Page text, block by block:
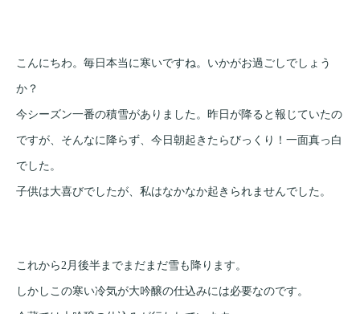
こんにちわ。毎日本当に寒いですね。いかがお過ごしでしょう
か？
今シーズン一番の積雪がありました。昨日が降ると報じていたの
ですが、そんなに降らず、今日朝起きたらびっくり！一面真っ白
でした。
子供は大喜びでしたが、私はなかなか起きられませんでした。
これから2月後半までまだまだ雪も降ります。
しかしこの寒い冷気が大吟醸の仕込みには必要なのです。